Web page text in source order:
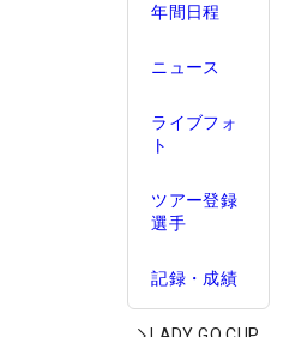
年間日程
ニュース
ライブフォ
ト
ツアー登録
選手
記録・成績